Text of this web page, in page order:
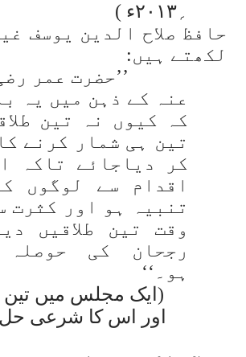
؍۲۰۱۳ء )
حافظ صلاح الدین یوسف
لکھتے ہیں:
’’حضرت عمر
عنہ کے ذہن میں یہ
کہ کیوں نہ تین
تین ہی شمار کرنے
کر دیاجائے تاکہ
اقدام سے لوگوں
تنبیہ ہو اور کثرت
وقت تین طلاقیں
رجحان کی حوصلہ
ہو۔‘‘
(ایک مجلس میں تین
اور اس کا شرعی